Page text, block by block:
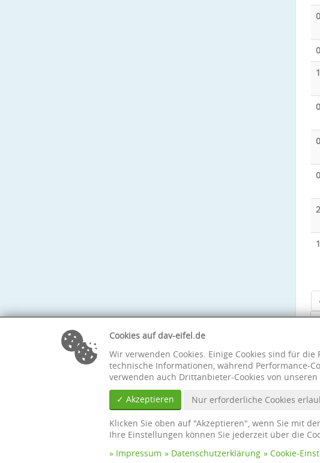
Cookies auf dav-eifel.de
Wir verwenden Cookies. Einige Cookies sind für
technische Informationen, während Performance-
verwenden auch Drittanbieter-Cookies von
✓ Akzeptieren
Nur erforderliche Cookies
Klicken Sie oben auf "Akzeptieren", wenn Sie mit
Ihre Einstellungen können Sie jederzeit über die
Impressum
Datenschutzerklärung Cookie-